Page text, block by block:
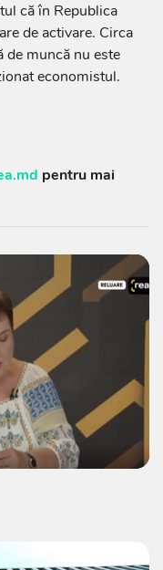
că în Republica
de activare. Circa
de muncă nu este
economistul.
pentru mai